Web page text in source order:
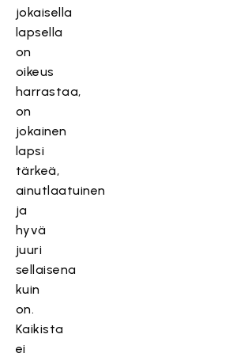
jokaisella
lapsella
on
oikeus
harrastaa,
on
jokainen
lapsi
tärkeä,
ainutlaatuinen
ja
hyvä
juuri
sellaisena
kuin
on.
Kaikista
ei